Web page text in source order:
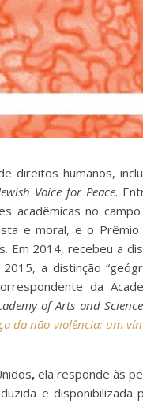
direitos humanos,
Voice for Peace.
acadêmicas no
e moral, e o
Em 2014, recebeu a
a distinção
da
of Arts and
da não violência: um
, ela responde às
e disponibilizada